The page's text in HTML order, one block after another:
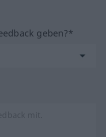
geben?*